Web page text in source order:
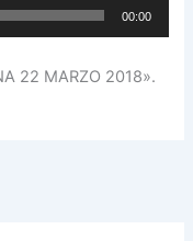
00:00
22 MARZO 2018».